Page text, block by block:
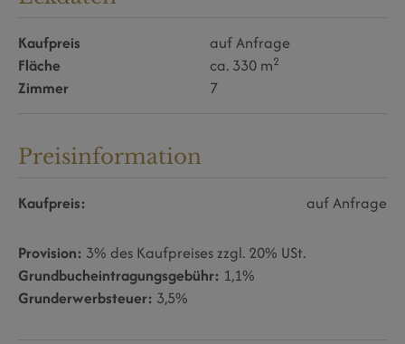
Kaufpreis
auf Anfrage
Fläche
ca. 330 m2
Zimmer 7
Preisinformation
Kaufpreis: auf Anfrage
Provision: 3% des Kaufpreises zzgl. 20% USt.
Grundbucheintragungsgebühr: 1,1%
Grunderwerbsteuer: 3,5%